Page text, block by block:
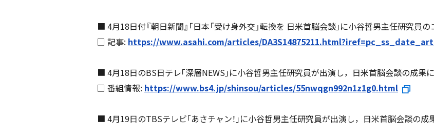
■ 4月18日付『朝日新聞』｢日本「受け身外交」転換を 日米首脳会談｣に小谷哲男主任研究員の
□ 記事: https://www.asahi.com/articles/
■ 4月18日のBS日テレ｢深層NEWS｣に小谷哲男主任研究員が出演し，日米首脳会談の成果に
□ 番組情報: https://www.bs4.jp/shinsou/articles/55nwqgn992n1z1g0.html
■ 4月19日のTBSテレビ｢あさチャン！｣に小谷哲男主任研究員が出演し，日米首脳会談の成